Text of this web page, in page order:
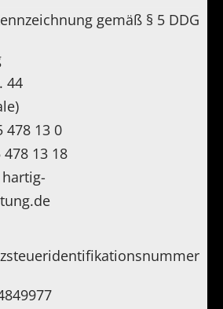
gemäß § 5 DDG
44
478 13 0
478 13 18